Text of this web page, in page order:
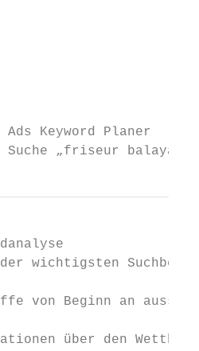
Keyword Planer
„friseur balayage“
wichtigsten
von Beginn an
über den